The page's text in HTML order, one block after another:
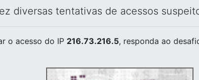
diversas tentativas de acessos
o acesso do IP 216.73.216.5, responda ao